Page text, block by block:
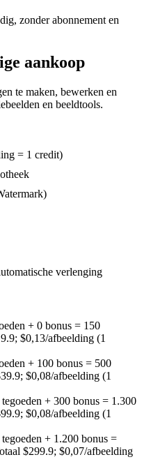
zonder abonnement en
aankoop
te maken, bewerken en
en beeldtools.
= 1 credit)
verlenging
+ 0 bonus = 150
; $0,13/afbeelding (1
+ 100 bonus = 500
39.9; $0,08/afbeelding (1
+ 300 bonus = 1.300
99.9; $0,08/afbeelding (1
+ 1.200 bonus =
$299.9; $0,07/afbeelding